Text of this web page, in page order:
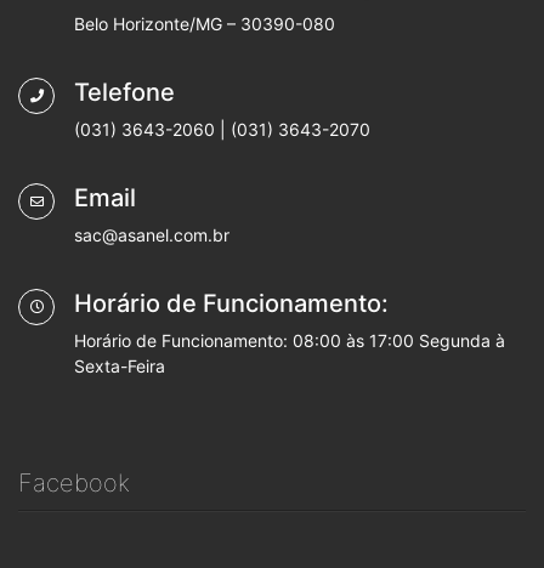
Belo Horizonte/MG – 30390-080
Telefone
(031) 3643-2060 | (031) 3643-2070
Email
sac@asanel.com.br
Horário de Funcionamento:
Horário de Funcionamento: 08:00 às 17:00 Segunda à
Sexta-Feira
Facebook